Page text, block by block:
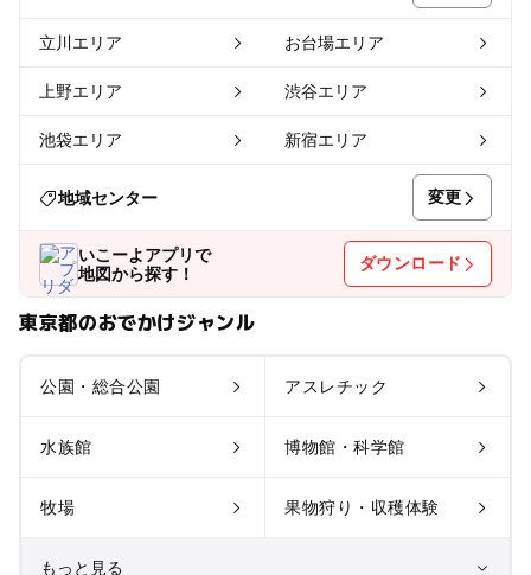
立川エリア お台場エリア
上野エリア 渋谷エリア
池袋エリア 新宿エリア
地域センター 変更
いこーよアプリで
地図から探す！
ダウンロード
東京都のおでかけジャンル
公園・総合公園 アスレチック
水族館 博物館・科学館
牧場 果物狩り・収穫体験
もっと見る